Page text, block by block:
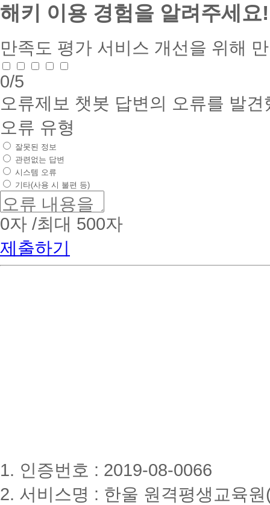
해키 이용 경험을 알려주세요!
만족도 평가 서비스 개선을 위해
0/5
오류제보 챗봇 답변의 오류를 발
오류 유형
잘못된 정보
관련없는 답변
시스템 오류
기타(사용 시 불편 등)
0자 /최대 500자
제출하기
1. 인증번호 : 2019-08-0066
2. 서비스명 : 한울 원격평생교육